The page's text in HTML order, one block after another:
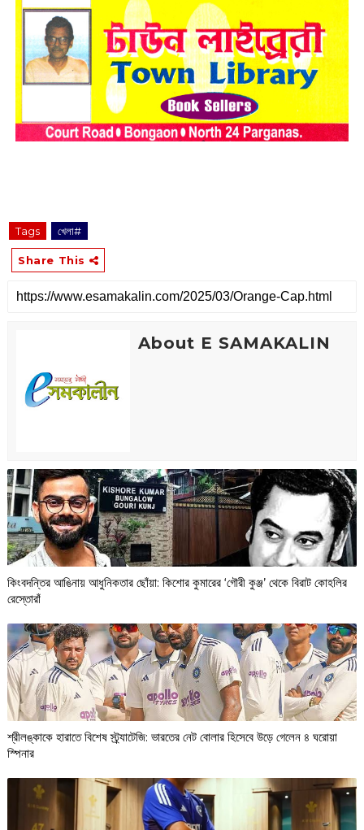
Tags খেলা#
Share This
About E SAMAKALIN
কিংবদন্তির আঙিনায় আধুনিকতার ছোঁয়া: কিশোর কুমারের ‘গৌরী কুঞ্জ’ থেকে বিরাট কোহলির
রেস্তোরাঁ
শ্রীলঙ্কাকে হারাতে বিশেষ স্ট্র্যাটেজি: ভারতের নেট বোলার হিসেবে উড়ে গেলেন ৪ ঘরোয়া
স্পিনার